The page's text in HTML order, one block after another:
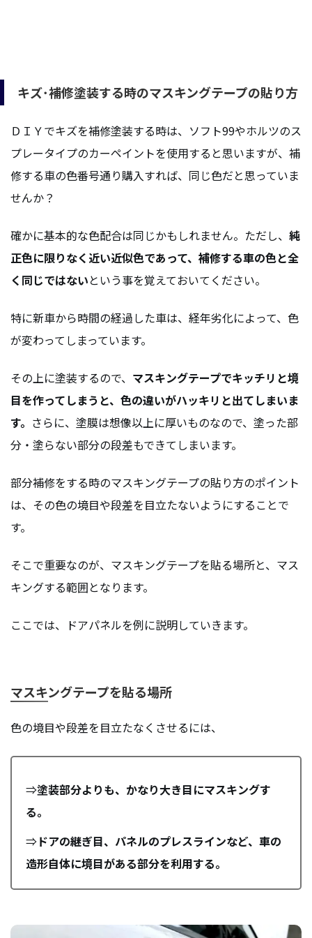
キズ･補修塗装する時のマスキングテープの貼り方
ＤＩＹでキズを補修塗装する時は、ソフト99やホルツのス
プレータイプのカーペイントを使用すると思いますが、補
修する車の色番号通り購入すれば、同じ色だと思っていま
せんか？
確かに基本的な色配合は同じかもしれません。ただし、 純
正色に限りなく近い近似色であって、補修する車の色と全
く同じではないという事を覚えておいてください。
特に新車から時間の経過した車は、経年劣化によって、色
が変わってしまっています。
その上に塗装するので、 マスキングテープでキッチリと境
目を作ってしまうと、色の違いがハッキリと出てしまいま
す。 さらに、塗膜は想像以上に厚いものなので、塗った部
分・塗らない部分の段差もできてしまいます。
部分補修をする時のマスキングテープの貼り方のポイント
は、その色の境目や段差を目立たないようにすることで
す。
そこで重要なのが、マスキングテープを貼る場所と、マス
キングする範囲となります。
ここでは、ドアパネルを例に説明していきます。
マスキングテープを貼る場所
色の境目や段差を目立たなくさせるには、
⇒塗装部分よりも、かなり大き目にマスキングす
る。
⇒ドアの継ぎ目、パネルのプレスラインなど、車の
造形自体に境目がある部分を利用する。